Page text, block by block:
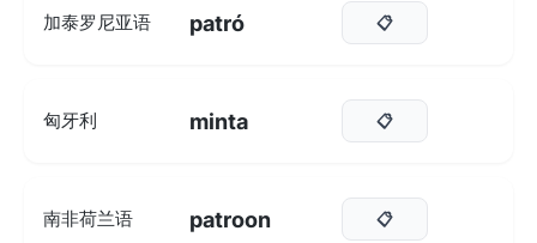
加泰罗尼亚语 patró 📋
匈牙利 minta 📋
南非荷兰语 patroon 📋